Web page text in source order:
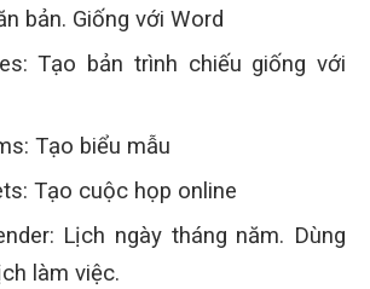
bản. Giống với Word
Tạo bản trình chiếu giống với
Tạo biểu mẫu
Tạo cuộc họp online
Lịch ngày tháng năm. Dùng
làm việc.